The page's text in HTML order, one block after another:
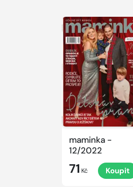
maminka -
12/2022
71 Kč Koupit